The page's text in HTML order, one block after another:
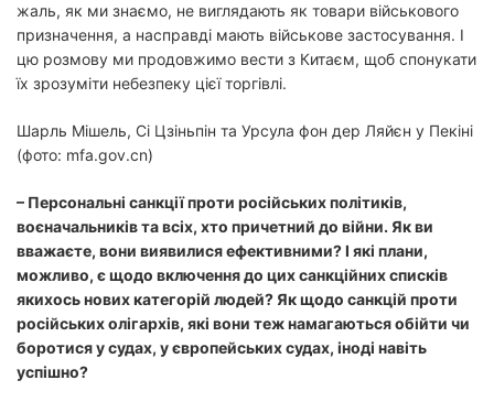
жаль, як ми знаємо, не виглядають як товари військового
призначення, а насправді мають військове застосування. І
цю розмову ми продовжимо вести з Китаєм, щоб спонукати
їх зрозуміти небезпеку цієї торгівлі.
Шарль Мішель, Сі Цзіньпін та Урсула фон дер Ляйєн у Пекіні
(фото: mfa.gov.cn)
– Персональні санкції проти російських політиків,
воєначальників та всіх, хто причетний до війни. Як ви
вважаєте, вони виявилися ефективними? І які плани,
можливо, є щодо включення до цих санкційних списків
якихось нових категорій людей? Як щодо санкцій проти
російських олігархів, які вони теж намагаються обійти чи
боротися у судах, у європейських судах, іноді навіть
успішно?